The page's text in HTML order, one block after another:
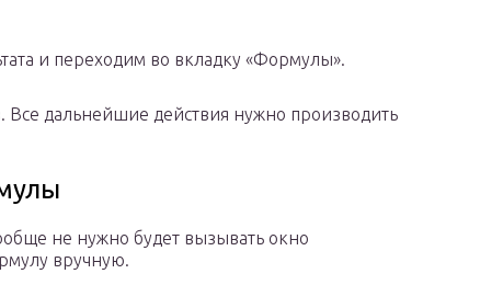
и переходим во вкладку «Формулы».
Все дальнейшие действия нужно производить
не нужно будет вызывать окно
вручную.